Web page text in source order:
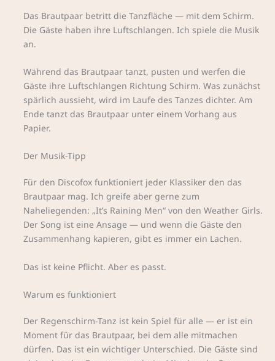
Das Brautpaar betritt die Tanzfläche — mit dem Schirm.
Die Gäste haben ihre Luftschlangen. Ich spiele die Musik
an.
Während das Brautpaar tanzt, pusten und werfen die
Gäste ihre Luftschlangen Richtung Schirm. Was zunächst
spärlich aussieht, wird im Laufe des Tanzes dichter. Am
Ende tanzt das Brautpaar unter einem Vorhang aus
Papier.
Der Musik-Tipp
Für den Discofox funktioniert jeder Klassiker den das
Brautpaar mag. Ich greife aber gerne zum
Naheliegenden: „It’s Raining Men“ von den Weather Girls.
Der Song ist eine Ansage — und wenn die Gäste den
Zusammenhang kapieren, gibt es immer ein Lachen.
Das ist keine Pflicht. Aber es passt.
Warum es funktioniert
Der Regenschirm-Tanz ist kein Spiel für alle — er ist ein
Moment für das Brautpaar, bei dem alle mitmachen
dürfen. Das ist ein wichtiger Unterschied. Die Gäste sind